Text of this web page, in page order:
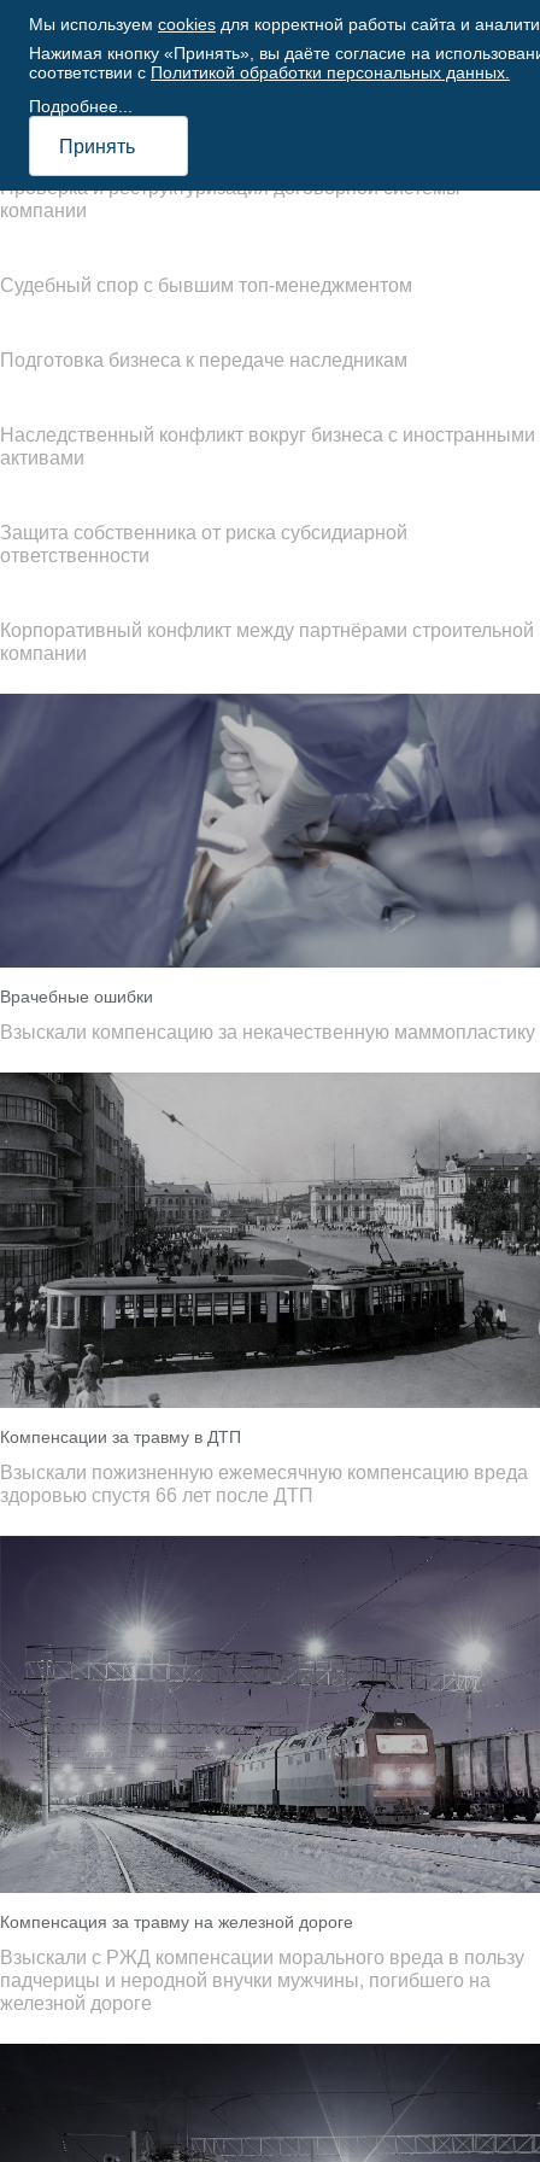
Компания
Наша
команда
Услуги Кейсы Статьи
Мы используем cookies для корректной работы сайта и
Нажимая кнопку «Принять», вы даёте согласие на
соответствии с Политикой обработки персональных данных.
Подробнее...
Принять
Главная/Кейсы
Проверка и реструктуризация договорной системы
компании
Судебный спор с бывшим топ-менеджментом
Подготовка бизнеса к передаче наследникам
Наследственный конфликт вокруг бизнеса с иностранными
активами
Защита собственника от риска субсидиарной
ответственности
Корпоративный конфликт между партнёрами строительной
компании
Врачебные ошибки
Взыскали компенсацию за некачественную маммопластику
Компенсации за травму в ДТП
Взыскали пожизненную ежемесячную компенсацию вреда
здоровью спустя 66 лет после ДТП
Компенсация за травму на железной дороге
Взыскали с РЖД компенсации морального вреда в пользу
падчерицы и неродной внучки мужчины, погибшего на
железной дороге